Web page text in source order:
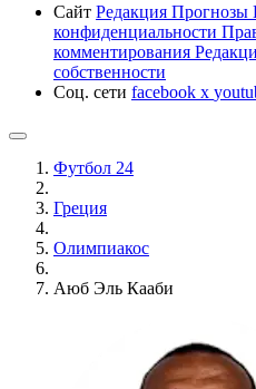
Сайт Редакция Прогнозы
конфиденциальности
комментирования
собственности
Соц. сети facebook x
Футбол 24
Греция
Олимпиакос
Аюб Эль Кааби